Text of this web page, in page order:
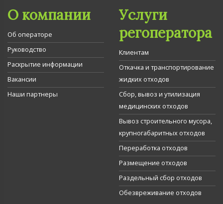
О компании
Об операторе
Руководство
Раскрытие информации
Вакансии
Наши партнеры
Услуги
регоператора
Клиентам
Откачка и транспортирование
жидких отходов
Сбор, вывоз и утилизация
медицинских отходов
Вывоз строительного мусора,
крупногабаритных отходов
Переработка отходов
Размещение отходов
Раздельный сбор отходов
Обезвреживание отходов